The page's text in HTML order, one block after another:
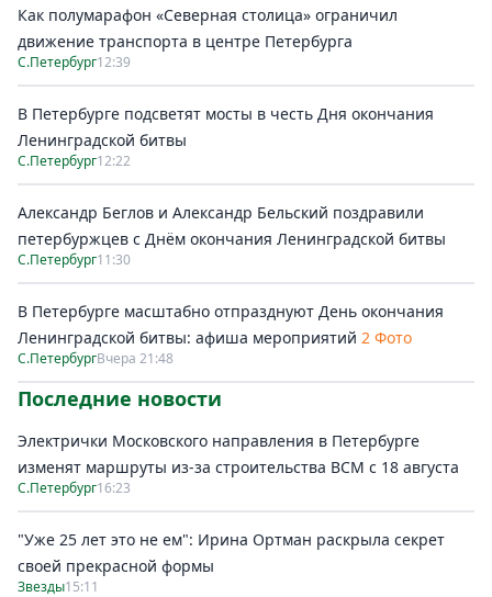
Как полумарафон «Северная столица» ограничил
движение транспорта в центре Петербурга
С.Петербург12:39
В Петербурге подсветят мосты в честь Дня окончания
Ленинградской битвы
С.Петербург12:22
Александр Беглов и Александр Бельский поздравили
петербуржцев с Днём окончания Ленинградской битвы
С.Петербург11:30
В Петербурге масштабно отпразднуют День окончания
Ленинградской битвы: афиша мероприятий 2 Фото
С.ПетербургВчера 21:48
Последние новости
Электрички Московского направления в Петербурге
изменят маршруты из-за строительства ВСМ с 18 августа
С.Петербург16:23
"Уже 25 лет это не ем": Ирина Ортман раскрыла секрет
своей прекрасной формы
Звезды15:11